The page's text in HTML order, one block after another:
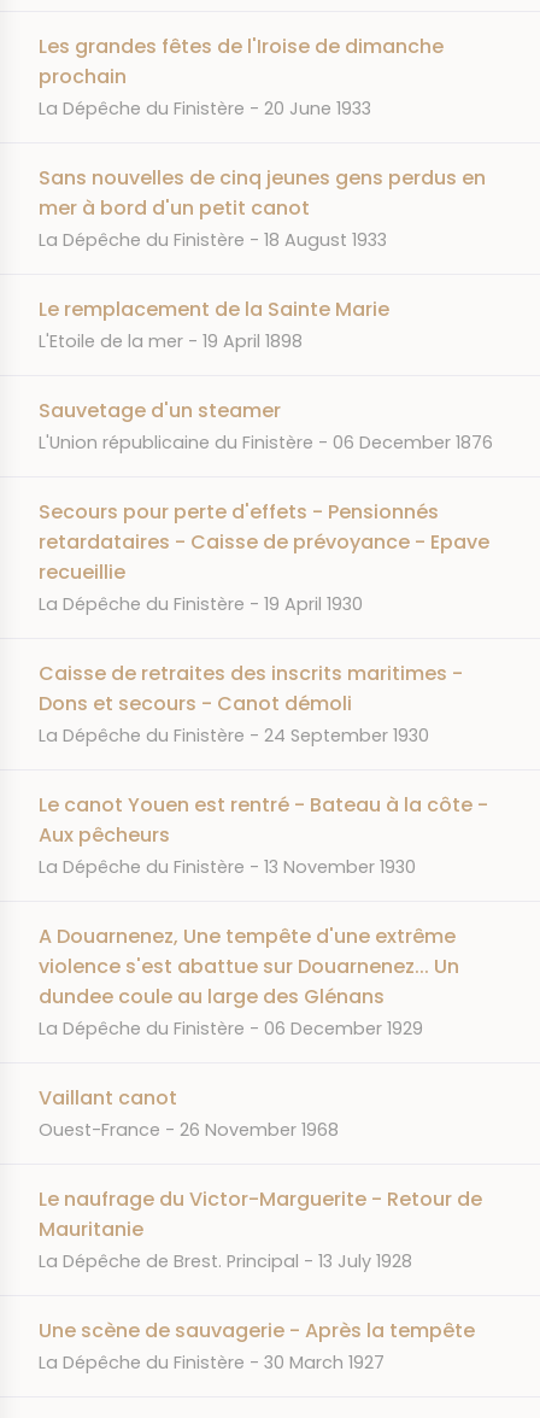
Les grandes fêtes de l'Iroise de dimanche
prochain
JOURNAL
La Dépêche du Finistère DATE
20 June 1933
Sans nouvelles de cinq jeunes gens perdus en
mer à bord d'un petit canot
JOURNAL
La Dépêche du Finistère DATE
18 August 1933
Le remplacement de la Sainte Marie
JOURNAL
L'Etoile de la mer DATE
19 April 1898
Sauvetage d'un steamer
JOURNAL
L'Union républicaine du Finistère DATE
06 December 1876
Secours pour perte d'effets - Pensionnés
retardataires - Caisse de prévoyance - Epave
recueillie
JOURNAL
La Dépêche du Finistère DATE
19 April 1930
Caisse de retraites des inscrits maritimes -
Dons et secours - Canot démoli
JOURNAL
La Dépêche du Finistère DATE
24 September 1930
Le canot Youen est rentré - Bateau à la côte -
Aux pêcheurs
JOURNAL
La Dépêche du Finistère DATE
13 November 1930
A Douarnenez, Une tempête d'une extrême
violence s'est abattue sur Douarnenez... Un
dundee coule au large des Glénans
JOURNAL
La Dépêche du Finistère DATE
06 December 1929
Vaillant canot
JOURNAL
Ouest-France DATE
26 November 1968
Le naufrage du Victor-Marguerite - Retour de
Mauritanie
JOURNAL
La Dépêche de Brest. Principal DATE
13 July 1928
Une scène de sauvagerie - Après la tempête
JOURNAL
La Dépêche du Finistère DATE
30 March 1927